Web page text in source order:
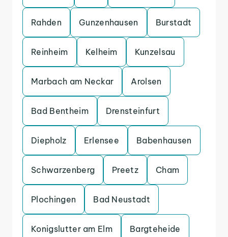
Rahden Gunzenhausen Burstadt
Reinheim Kelheim Kunzelsau
Marbach am Neckar Arolsen
Bad Bentheim Drensteinfurt
Diepholz Erlensee Babenhausen
Schwarzenberg Preetz Cham
Plochingen Bad Neustadt
Konigslutter am Elm Bargteheide